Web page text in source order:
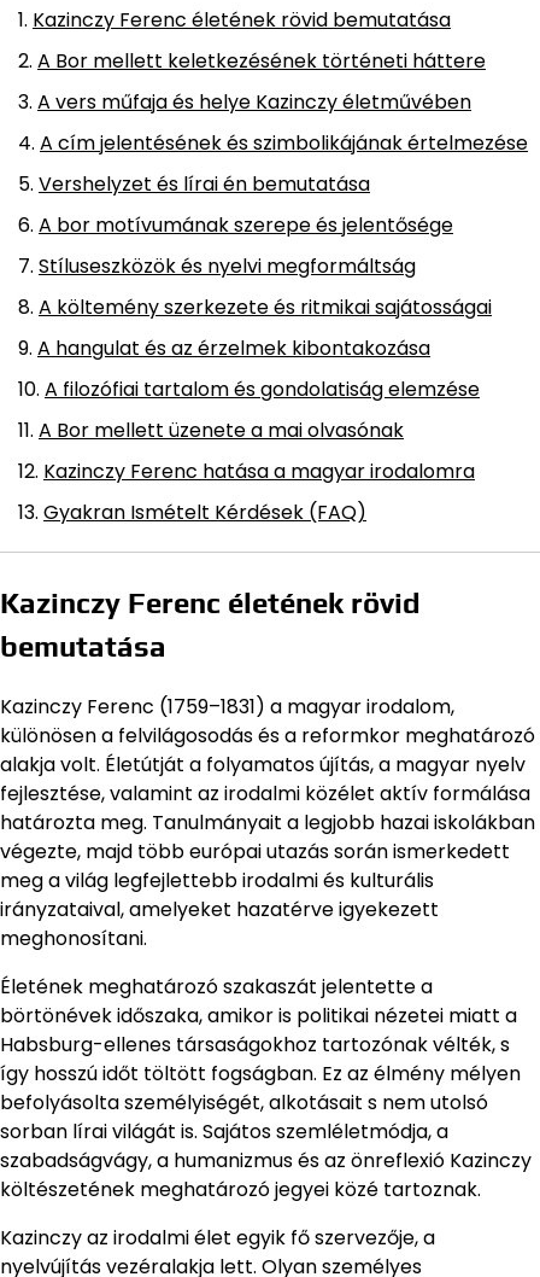
Kazinczy Ferenc életének rövid bemutatása
A Bor mellett keletkezésének történeti háttere
A vers műfaja és helye Kazinczy életművében
A cím jelentésének és szimbolikájának értelmezése
Vershelyzet és lírai én bemutatása
A bor motívumának szerepe és jelentősége
Stíluseszközök és nyelvi megformáltság
A költemény szerkezete és ritmikai sajátosságai
A hangulat és az érzelmek kibontakozása
A filozófiai tartalom és gondolatiság elemzése
A Bor mellett üzenete a mai olvasónak
Kazinczy Ferenc hatása a magyar irodalomra
Gyakran Ismételt Kérdések (FAQ)
Kazinczy Ferenc életének rövid
bemutatása
Kazinczy Ferenc (1759–1831) a magyar irodalom,
különösen a felvilágosodás és a reformkor meghatározó
alakja volt. Életútját a folyamatos újítás, a magyar nyelv
fejlesztése, valamint az irodalmi közélet aktív formálása
határozta meg. Tanulmányait a legjobb hazai iskolákban
végezte, majd több európai utazás során ismerkedett
meg a világ legfejlettebb irodalmi és kulturális
irányzataival, amelyeket hazatérve igyekezett
meghonosítani.
Életének meghatározó szakaszát jelentette a
börtönévek időszaka, amikor is politikai nézetei miatt a
Habsburg-ellenes társaságokhoz tartozónak vélték, s
így hosszú időt töltött fogságban. Ez az élmény mélyen
befolyásolta személyiségét, alkotásait s nem utolsó
sorban lírai világát is. Sajátos szemléletmódja, a
szabadságvágy, a humanizmus és az önreflexió Kazinczy
költészetének meghatározó jegyei közé tartoznak.
Kazinczy az irodalmi élet egyik fő szervezője, a
nyelvújítás vezéralakja lett. Olyan személyes